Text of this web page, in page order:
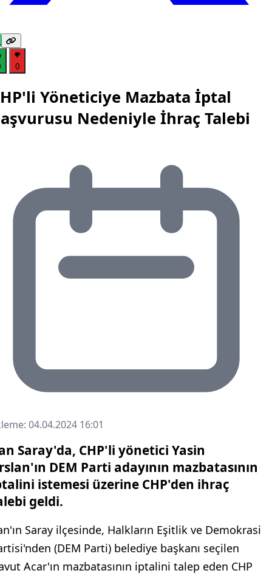
0
Yöneticiye Mazbata İptal
Nedeniyle İhraç Talebi
04.04.2024 16:01
Saray'da, CHP'li yönetici Yasin
DEM Parti adayının mazbatasının
istemesi üzerine CHP'den ihraç
geldi.
Saray ilçesinde, Halkların Eşitlik ve Demokrasi
(DEM Parti) belediye başkanı seçilen
Acar'ın mazbatasının iptalini talep eden CHP